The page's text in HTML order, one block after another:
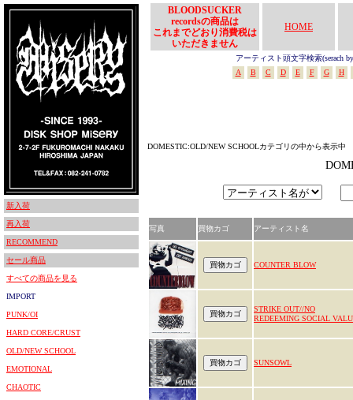
新入荷
再入荷
RECOMMEND
セール商品
すべての商品を見る
IMPORT
PUNK/OI
HARD CORE/CRUST
OLD/NEW SCHOOL
EMOTIONAL
CHAOTIC
BLOODSUCKER
recordsの商品は
これまでどおり消費税は
いただきません
HOME
アーティスト頭文字検索(serach
A
B C D E F G H
DOMESTIC:OLD/NEW SCHOOLカテゴリの中から表示中
写真 買物カゴ アーティスト名
COUNTER BLOW
STRIKE OUT//NO
REDEEMING SOCIAL
SUNSOWL